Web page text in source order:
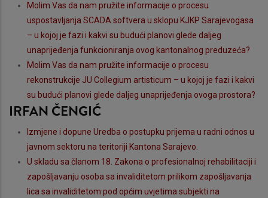
Molim Vas da nam pružite informacije o procesu
uspostavljanja SCADA softvera u sklopu KJKP Sarajevogasa
– u kojoj je fazi i kakvi su budući planovi glede daljeg
unaprijeđenja funkcioniranja ovog kantonalnog preduzeća?
Molim Vas da nam pružite informacije o procesu
rekonstrukcije JU Collegium artisticum – u kojoj je fazi i kakvi
su budući planovi glede daljeg unaprijeđenja ovoga prostora?
IRFAN ČENGIĆ
Izmjene i dopune Uredba o postupku prijema u radni odnos u
javnom sektoru na teritoriji Kantona Sarajevo.
U skladu sa članom 18. Zakona o profesionalnoj rehabilitaciji i
zapošljavanju osoba sa invaliditetom prilikom zapošljavanja
lica sa invaliditetom pod općim uvjetima subjekti na